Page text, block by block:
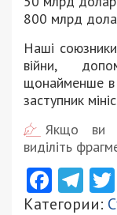
800 млрд
Наші
війни,
щонайменше в
заступник
Якщо ви
виділіть
Категории: